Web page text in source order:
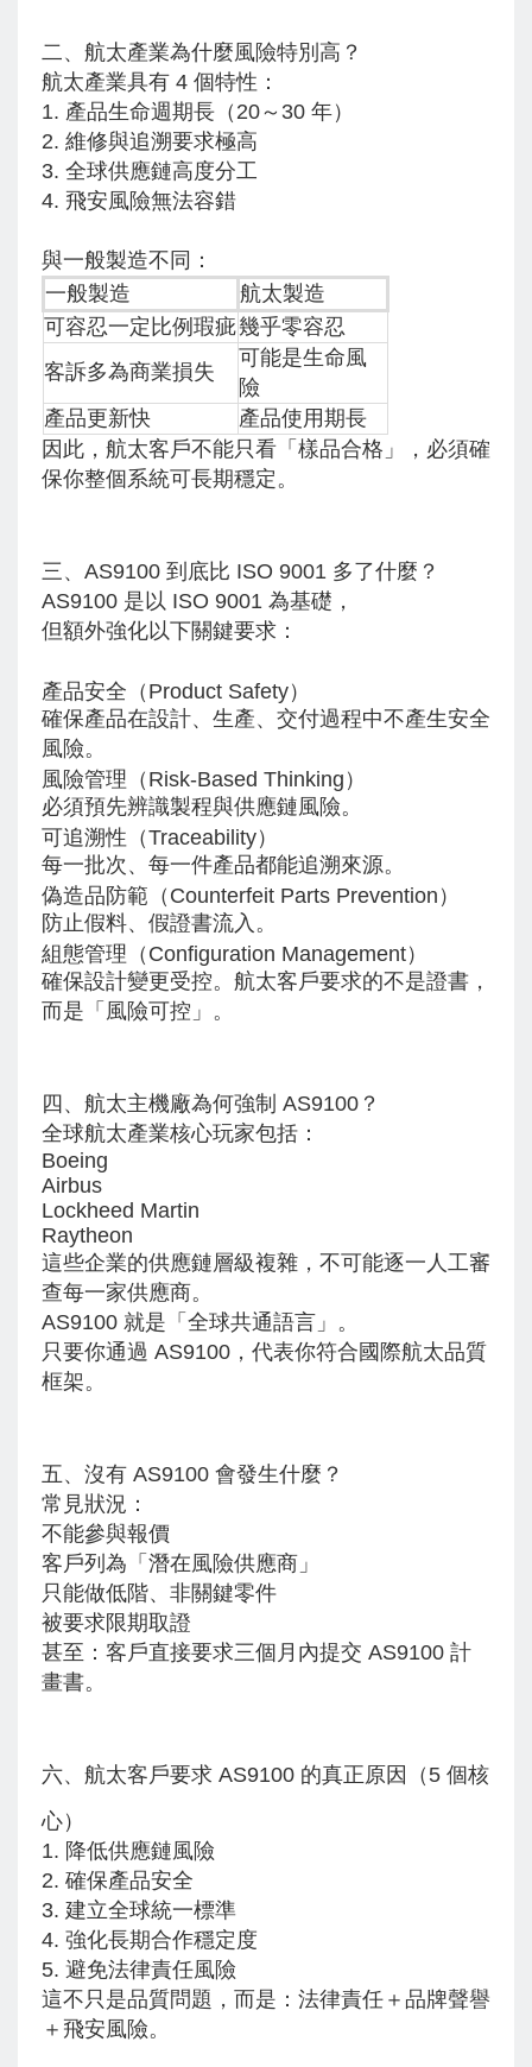
二、航太產業為什麼風險特別高？
航太產業具有 4 個特性：
1. 產品生命週期長（20～30 年）
2. 維修與追溯要求極高
3. 全球供應鏈高度分工
4. 飛安風險無法容錯
與一般製造不同：
一般製造
航太製造
可容忍一定比例瑕疵幾乎零容忍
客訴多為商業損失
可能是生命風
險
產品更新快
產品使用期長
因此，航太客戶不能只看「樣品合格」，必須確
保你整個系統可長期穩定。
三、AS9100 到底比 ISO 9001 多了什麼？
AS9100 是以 ISO 9001 為基礎，
但額外強化以下關鍵要求：
產品安全（Product Safety）
確保產品在設計、生產、交付過程中不產生安全
風險。
風險管理（Risk-Based Thinking）
必須預先辨識製程與供應鏈風險。
可追溯性（Traceability）
每一批次、每一件產品都能追溯來源。
偽造品防範（Counterfeit Parts Prevention）
防止假料、假證書流入。
組態管理（Configuration Management）
確保設計變更受控。 航太客戶要求的不是證書，
而是「風險可控」。
四、航太主機廠為何強制 AS9100？
全球航太產業核心玩家包括：
Boeing
Airbus
Lockheed Martin
Raytheon
這些企業的供應鏈層級複雜，不可能逐一人工審
查每一家供應商。
AS9100 就是「全球共通語言」。
只要你通過 AS9100， 代表你符合國際航太品質
框架。
五、沒有 AS9100 會發生什麼？
常見狀況：
不能參與報價
客戶列為「潛在風險供應商」
只能做低階、非關鍵零件
被要求限期取證
甚至： 客戶直接要求三個月內提交 AS9100 計
畫書。
六、航太客戶要求 AS9100 的真正原因（5 個核
心）
1. 降低供應鏈風險
2. 確保產品安全
3. 建立全球統一標準
4. 強化長期合作穩定度
5. 避免法律責任風險
這不只是品質問題，而是： 法律責任＋品牌聲譽
＋飛安風險。